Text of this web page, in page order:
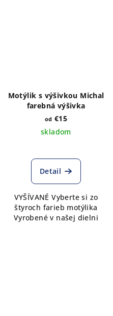
Motýlik s výšivkou Michal
farebná výšivka
od €15
skladom
Detail
VYŠÍVANÉ Vyberte si zo
štyroch farieb motýlika
Vyrobené v našej dielni